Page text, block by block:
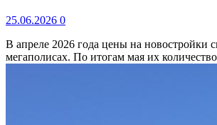
25.06.2026 0
В апреле 2026 года цены на новостройки
мегаполисах. По итогам мая их